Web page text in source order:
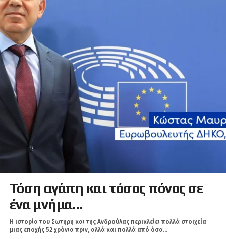
Τόση αγάπη και τόσος πόνος σε
ένα μνήμα…
Η ιστορία του Σωτήρη και της Ανδρούλας περικλείει πολλά στοιχεία
μιας εποχής 52 χρόνια πριν, αλλά και πολλά από όσα...